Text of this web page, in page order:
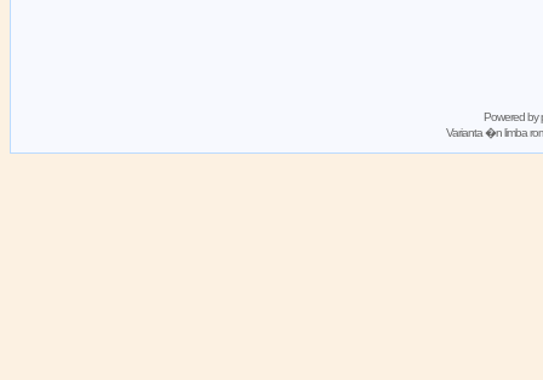
Powered by
Varianta �n limba